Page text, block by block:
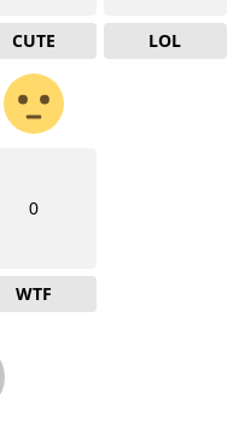
CUTE LOL
0
WTF